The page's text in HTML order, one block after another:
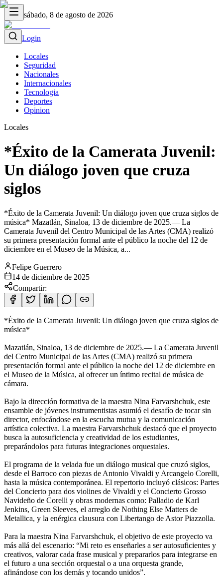
sábado, 8 de agosto de 2026
Login
Locales
Seguridad
Nacionales
Internacionales
Tecnologia
Deportes
Opinion
Locales
*Éxito de la Camerata Juvenil:
Un diálogo joven que cruza
siglos
*Éxito de la Camerata Juvenil: Un diálogo joven que cruza siglos de
música* Mazatlán, Sinaloa, 13 de diciembre de 2025.— La
Camerata Juvenil del Centro Municipal de las Artes (CMA) realizó
su primera presentación formal ante el público la noche del 12 de
diciembre en el Museo de la Música, a...
Felipe Guerrero
14 de diciembre de 2025
Compartir:
*Éxito de la Camerata Juvenil: Un diálogo joven que cruza siglos de
música*
Mazatlán, Sinaloa, 13 de diciembre de 2025.— La Camerata Juvenil
del Centro Municipal de las Artes (CMA) realizó su primera
presentación formal ante el público la noche del 12 de diciembre en
el Museo de la Música, al ofrecer un íntimo recital de música de
cámara.
Bajo la dirección formativa de la maestra Nina Farvarshchuk, este
ensamble de jóvenes instrumentistas asumió el desafío de tocar sin
director, enfocándose en la escucha mutua y la comunicación
artística colectiva. La maestra Farvarshchuk destacó que el proyecto
busca la autosuficiencia y creatividad de los estudiantes,
preparándolos para futuras integraciones orquestales.
El programa de la velada fue un diálogo musical que cruzó siglos,
desde el Barroco con piezas de Antonio Vivaldi y Arcangelo Corelli,
hasta la música contemporánea. El repertorio incluyó clásicos: Partes
del Concierto para dos violines de Vivaldi y el Concierto Grosso
Navideño de Corelli y obras modernas como: Palladio de Karl
Jenkins, Green Sleeves, el arreglo de Nothing Else Matters de
Metallica, y la enérgica clausura con Libertango de Astor Piazzolla.
Para la maestra Nina Farvarshchuk, el objetivo de este proyecto va
más allá del escenario: “Mi reto es enseñarles a ser autosuficientes y
creativos, valorar cada frase musical y prepararlos para integrarse en
el futuro a una sección orquestal o a una orquesta grande,
afinándose con los demás y tocando unidos”.